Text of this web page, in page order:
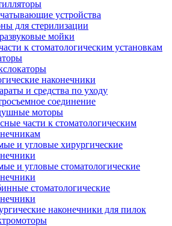
устройства
для стерилизации
мойки
к стоматологическим установкам
наконечники
и средства по уходу
соединение
моторы
части к стоматологическим
и угловые хирургические
и угловые стоматологические
стоматологические
наконечники для пилок